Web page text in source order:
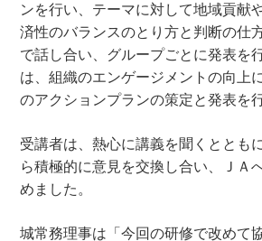
ンを行い、テーマに対して地域貢献
済性のバランスのとり方と判断の仕
で話し合い、グループごとに発表を
は、組織のエンゲージメントの向上
のアクションプランの策定と発表を
受講者は、熱心に講義を聞くととも
ら積極的に意見を交換し合い、ＪＡ
めました。
城常務理事は「今回の研修で改めて